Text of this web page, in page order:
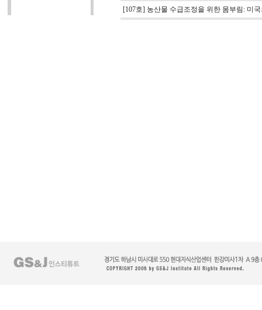
[107호] 농산물 수급조정을 위한 몸부림: 미